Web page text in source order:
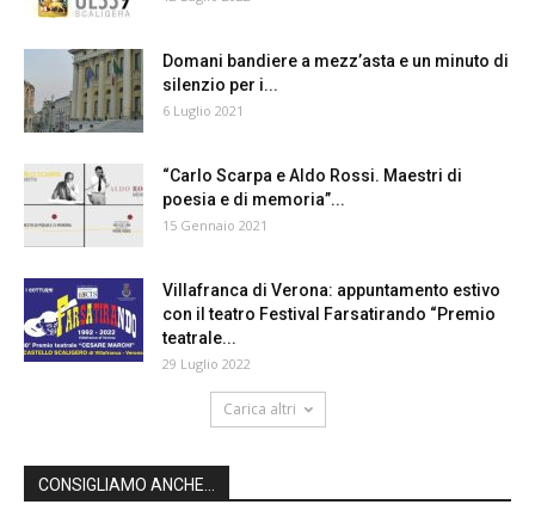
Domani bandiere a mezz’asta e un minuto di
silenzio per i...
6 Luglio 2021
“Carlo Scarpa e Aldo Rossi. Maestri di
poesia e di memoria”...
15 Gennaio 2021
Villafranca di Verona: appuntamento estivo
con il teatro Festival Farsatirando “Premio
teatrale...
29 Luglio 2022
Carica altri
CONSIGLIAMO ANCHE...